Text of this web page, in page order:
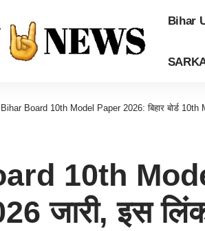
Bihar
Bihar Board 10th Model Paper 2026: बिहार बोर्ड
10th
जारी, इस